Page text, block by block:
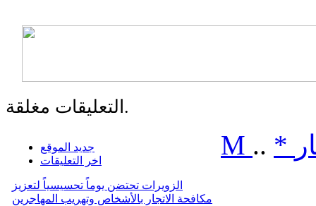
التعليقات مغلقة.
جديد الموقع
اخر التعليقات
الزويرات تحتضن يوماً تحسيسياً لتعزيز
مكافحة الاتجار بالأشخاص وتهريب المهاجرين
M .. *